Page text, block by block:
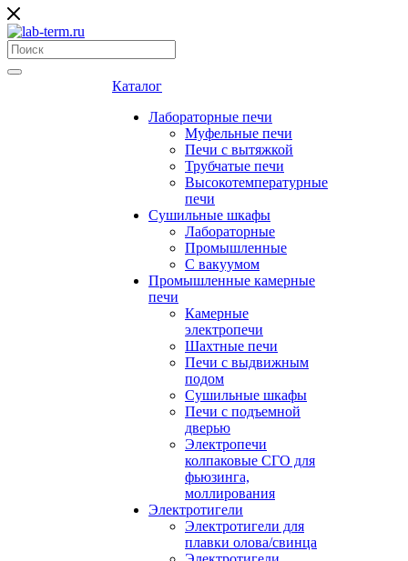
Каталог
Лабораторные печи
Муфельные печи
Печи с вытяжкой
Трубчатые печи
Высокотемпературные
печи
Сушильные шкафы
Лабораторные
Промышленные
С вакуумом
Промышленные камерные
печи
Камерные
электропечи
Шахтные печи
Печи с выдвижным
подом
Сушильные шкафы
Печи с подъемной
дверью
Электропечи
колпаковые СГО для
фьюзинга,
моллирования
Электротигели
Электротигели для
плавки олова/свинца